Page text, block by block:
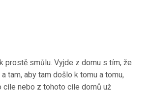
prostě smůlu. Vyjde z domu s tím, že
tam, aby tam došlo k tomu a tomu,
cíle nebo z tohoto cíle domů už